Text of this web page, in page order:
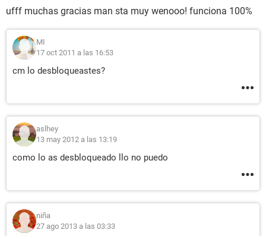
ufff muchas gracias man sta muy wenooo! funciona 100%
MI
17 oct 2011 a las 16:53
cm lo desbloqueastes?
aslhey
13 may 2012 a las 13:19
como lo as desbloqueado llo no puedo
niña
27 ago 2013 a las 03:33